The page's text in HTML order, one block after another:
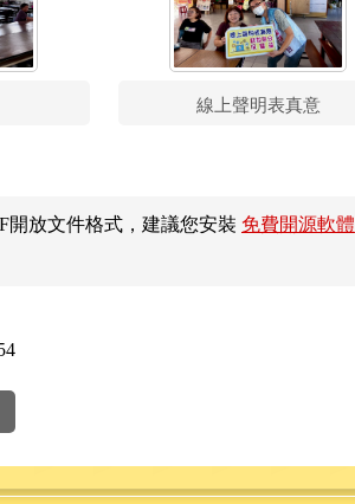
線上聲明表真意
放文件格式，建議您安裝 免費開源軟體